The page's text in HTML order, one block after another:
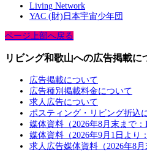
Living Network
YAC (財)日本宇宙少年団
ページ上部へ戻る
リビング和歌山への広告掲載に
広告掲載について
広告種別掲載料金について
求人広告について
ポスティング・リビング折込
媒体資料（2026年8月末まで：
媒体資料（2026年9月1日より：
求人広告媒体資料（2026年8月